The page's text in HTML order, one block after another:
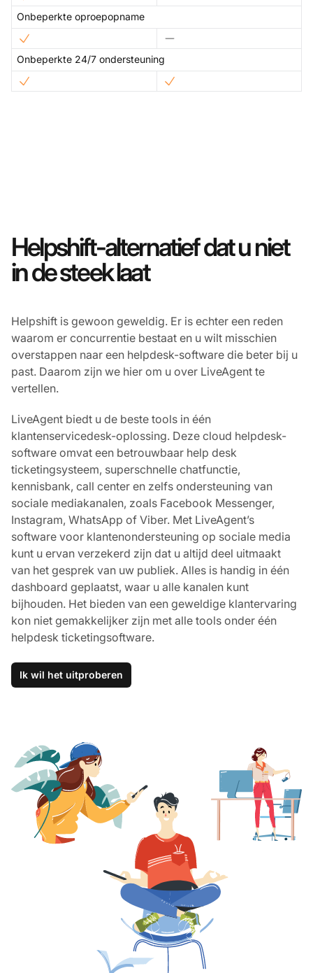
Onbeperkte oproepopname
Onbeperkte 24/7 ondersteuning
Helpshift-alternatief dat u niet
in de steek laat
Helpshift is gewoon geweldig. Er is echter een reden
waarom er concurrentie bestaat en u wilt misschien
overstappen naar een helpdesk-software die beter bij u
past. Daarom zijn we hier om u over LiveAgent te
vertellen.
LiveAgent biedt u de beste tools in één
klantenservicedesk-oplossing. Deze cloud helpdesk-
software omvat een betrouwbaar help desk
ticketingsysteem, superschnelle chatfunctie,
kennisbank, call center en zelfs ondersteuning van
sociale mediakanalen, zoals Facebook Messenger,
Instagram, WhatsApp of Viber. Met LiveAgent’s
software voor klantenondersteuning op sociale media
kunt u ervan verzekerd zijn dat u altijd deel uitmaakt
van het gesprek van uw publiek. Alles is handig in één
dashboard geplaatst, waar u alle kanalen kunt
bijhouden. Het bieden van een geweldige klantervaring
kon niet gemakkelijker zijn met alle tools onder één
helpdesk ticketingsoftware.
Ik wil het uitproberen